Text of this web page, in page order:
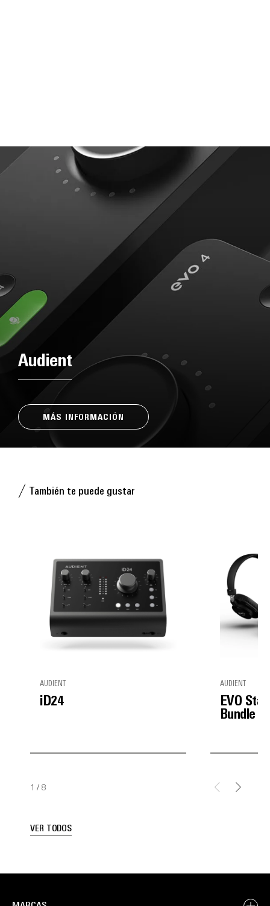
Audient
MÁS INFORMACIÓN
También te puede gustar
AUDIENT
iD24
AUDIENT
EVO
Bundle
1 / 8
VER TODOS